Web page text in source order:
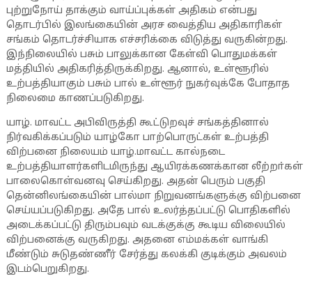
புற்றுநோய் தாக்கும் வாய்ப்புக்கள் அதிகம் என்பது
தொடர்பில் இலங்கையின் அரச வைத்திய அதிகாரிகள்
சங்கம் தொடர்ச்சியாக எச்சரிக்கை விடுத்து வருகின்றது.
இந்நிலையில் பசும் பாலுக்கான கேள்வி பொதுமக்கள்
மத்தியில் அதிகரித்திருக்கிறது. ஆனால், உள்ளூரில்
உற்பத்தியாகும் பசும் பால் உள்ளூர் நுகர்வுக்கே போதாத
நிலைமை காணப்படுகிறது.
யாழ். மாவட்ட அபிவிருத்தி கூட்டுறவுச் சங்கத்தினால்
நிர்வகிக்கப்படும் யாழ்கோ பாற்பொருட்கள் உற்பத்தி
விற்பனை நிலையம் யாழ்.மாவட்ட கால்நடை
உற்பத்தியாளர்களிடமிருந்து ஆயிரக்கணக்கான லீற்றா்கள்
பாலைகொள்வனவு செய்கிறது. அதன் பெரும் பகுதி
தென்னிலங்கையின் பால்மா நிறுவனங்களுக்கு விற்பனை
செய்யப்படுகிறது. அதே பால் உலர்த்தப்பட்டு பொதிகளில்
அடைக்கப்பட்டு திரும்பவும் வடக்குக்கு கூடிய விலையில்
விற்பனைக்கு வருகிறது. அதனை எம்மக்கள் வாங்கி
மீண்டும் சுடுதண்ணீர் சேர்த்து கலக்கி குடிக்கும் அவலம்
இடம்பெறுகிறது.